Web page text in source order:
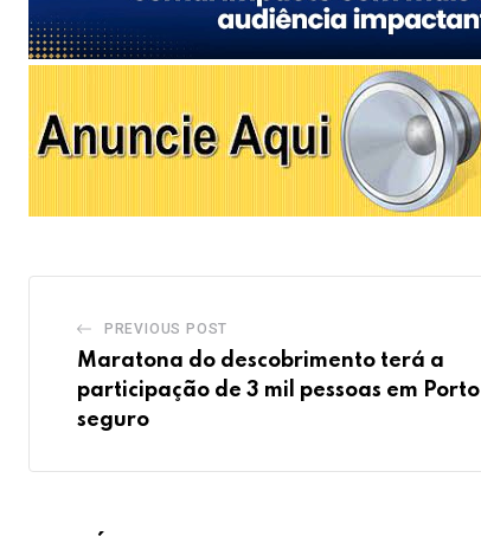
PREVIOUS POST
Maratona do descobrimento terá a
participação de 3 mil pessoas em Porto
seguro